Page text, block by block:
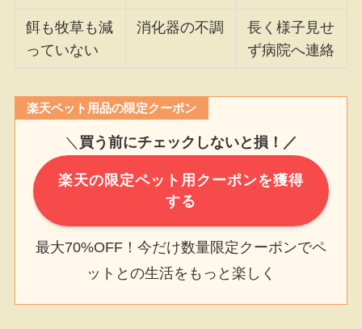
餌も牧草も減
っていない
消化器の不調
長く様子見せ
ず病院へ連絡
楽天ペット用品の限定クーポン
＼ 買う前にチェックしないと損！／
楽天の限定ペット用クーポンを獲得
する
最大70%OFF！今だけ数量限定クーポンでペ
ットとの生活をもっと楽しく